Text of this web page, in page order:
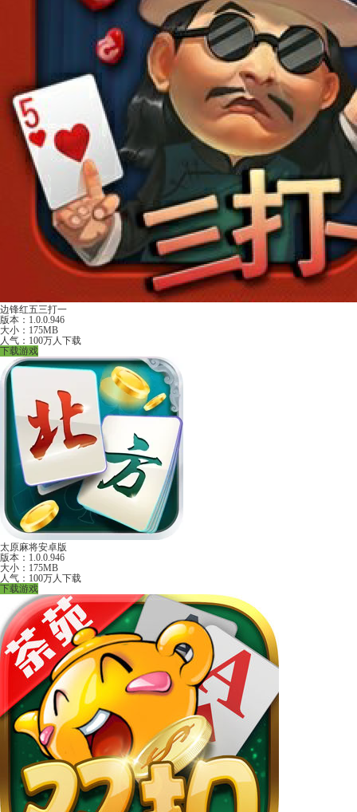
边锋红五三打一
版本：1.0.0.946
大小：175MB
人气：100万人下载
下载游戏
太原麻将安卓版
版本：1.0.0.946
大小：175MB
人气：100万人下载
下载游戏